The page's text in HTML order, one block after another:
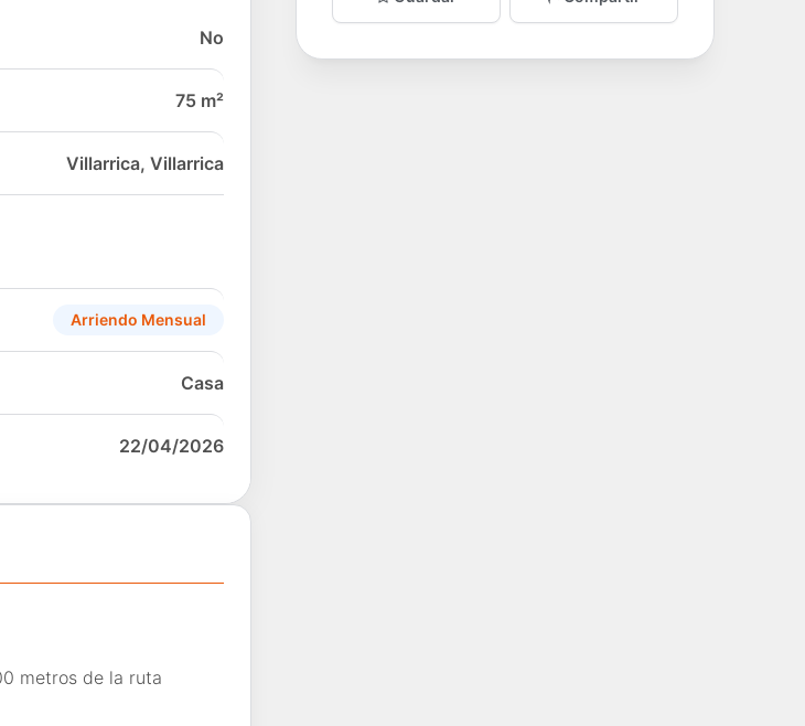
No
75 m²
Villarrica, Villarrica
Arriendo Mensual
Casa
22/04/2026
metros de la ruta